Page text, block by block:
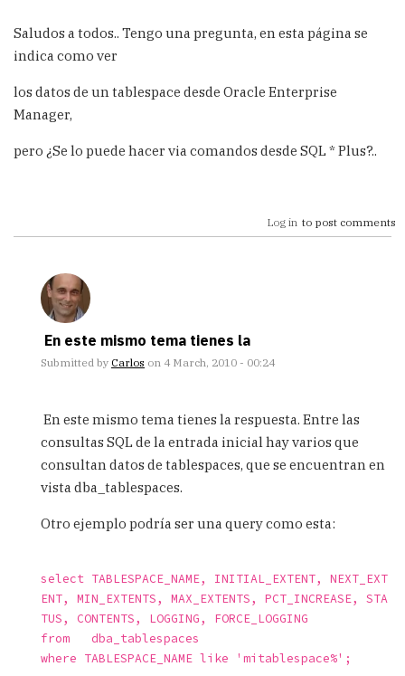
Saludos a todos.. Tengo una pregunta, en esta página se
indica como ver
los datos de un tablespace desde Oracle Enterprise
Manager,
pero ¿Se lo puede hacer via comandos desde SQL * Plus?..
Log in to post comments
En este mismo tema tienes la
Submitted by Carlos on 4 March, 2010 - 00:24
reply
tablespaces
en
oracle
estyom
En este mismo tema tienes la respuesta. Entre las
consultas SQL de la entrada inicial hay varios que
consultan datos de tablespaces, que se encuentran en
vista dba_tablespaces.
Otro ejemplo podría ser una query como esta:
select TABLESPACE_NAME, INITIAL_EXTENT, NEXT_EXT
ENT, MIN_EXTENTS, MAX_EXTENTS, PCT_INCREASE, STA
TUS, CONTENTS, LOGGING, FORCE_LOGGING
from   dba_tablespaces
where TABLESPACE_NAME like 'mitablespace%';